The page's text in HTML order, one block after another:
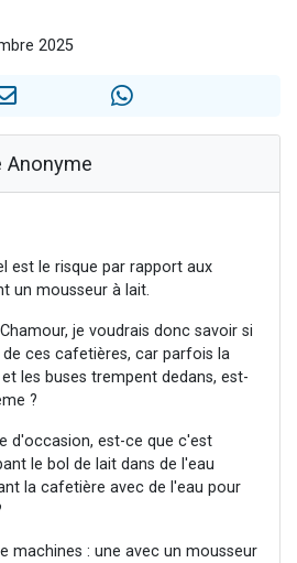
2025
est le risque par rapport aux
un mousseur à lait.
je voudrais donc savoir si
ces cafetières, car parfois la
les buses trempent dedans, est-
?
d'occasion, est-ce que c'est
le bol de lait dans de l'eau
la cafetière avec de l'eau pour
machines : une avec un mousseur